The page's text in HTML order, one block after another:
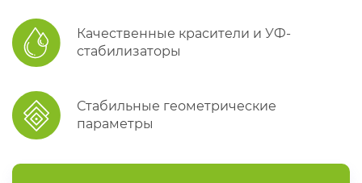
Качественные красители и УФ-
стабилизаторы
Стабильные геометрические
параметры